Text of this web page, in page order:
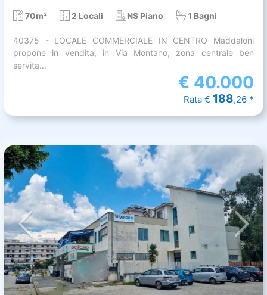
70m² 2 Locali NS Piano 1 Bagni
40375 - LOCALE COMMERCIALE IN CENTRO Maddaloni
propone in vendita, in Via Montano, zona centrale ben
servita...
€ 40.000
Rata € 188,26 *